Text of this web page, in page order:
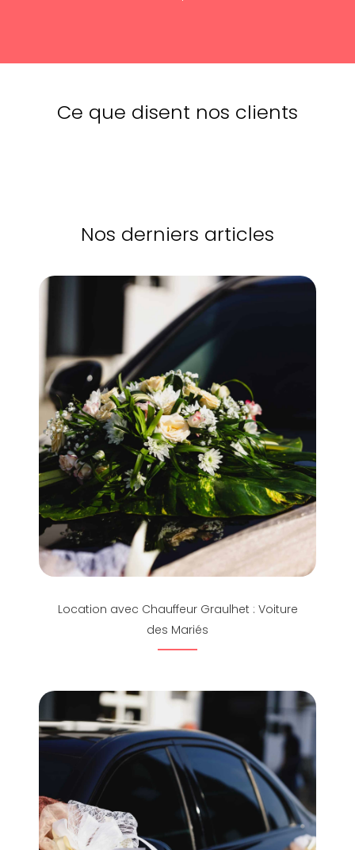
Ce que disent nos clients
Nos derniers articles
Location avec Chauffeur Graulhet : Voiture
des Mariés